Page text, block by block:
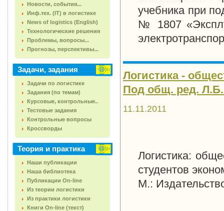
Новости, события...
Инф.тех. (IT) в логистике
News of logistics (English)
Технологические решения
Проблемы, вопросы...
Прогнозы, перспективы...
Задачи, задания
Задачи по логистике
Задания (по темам)
Курсовые, контрольные..
Тестовые задания
Контрольные вопросы
Кроссворды
Теория и практика
Наши публикации
Наша библиотека
Публикации On-line
Из теории логистики
Из практики логистики
Книги On-line (текст)
учебника при
№ 1807
Логистика -
Под общ. ред. Л.Б.
11.11.2011
Логистика:
студентов
М.: